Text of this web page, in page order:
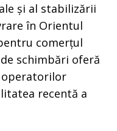
și al stabilizării
în Orientul
comerțul
schimbări oferă
operatorilor
recentă a